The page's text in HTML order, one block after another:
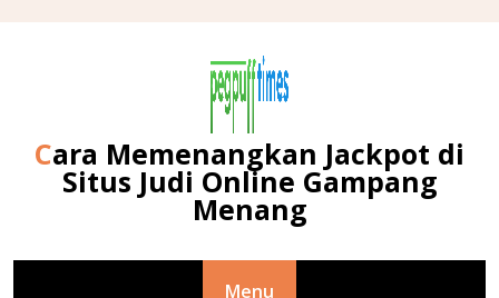
Cara Memenangkan Jackpot di
Situs Judi Online Gampang
Menang
Menu